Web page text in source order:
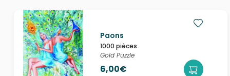
Paons
1000 pièces
Gold Puzzle
6,00€